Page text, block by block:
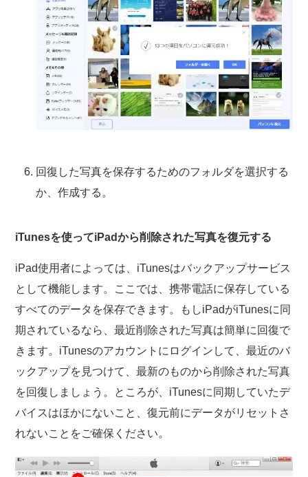
回復した写真を保存するためのフォルダを選択する
か、作成する。
iTunesを使ってiPadから削除された写真を復元する
iPad使用者によっては、iTunesはバックアップサービス
として機能します。ここでは、携帯電話に保存している
すべてのデータを保存できます。もしiPadがiTunesに同
期されているなら、最近削除された写真は簡単に回復で
きます。iTunesのアカウントにログインして、最近のバ
ックアップを見つけて、最新のものから削除された写真
を回復しましょう。ところが、iTunesに同期していたデ
バイスはほかにないこと、復元前にデータがリセットさ
れないことをご確保ください。